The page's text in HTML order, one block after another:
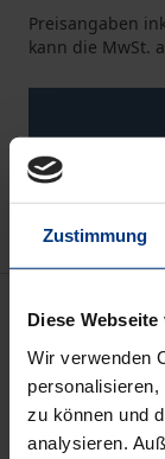
Zustimmung
Diese
Wir verwenden
zu können und
analysieren.
Preisangaben
kann die MwSt.
Zur
Hinweise zu
Der Begriff
große Rolle.
verwendet. In